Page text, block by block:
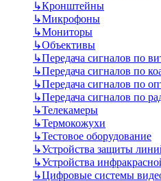
↳Кронштейны
↳Микрофоны
↳Мониторы
↳Объективы
↳Передача сигналов по
↳Передача сигналов по
↳Передача сигналов по
↳Передача сигналов по
↳Телекамеры
↳Термокожухи
↳Тестовое оборудование
↳Устройства защиты
↳Устройства
↳Цифровые системы